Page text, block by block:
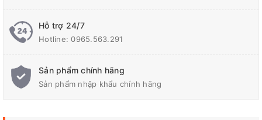
THÔNG SỐ KỸ THUẬT
Hỗ trợ 24/7
Hotline:0965.563.291
Sản phẩm chính hãng
Sản phẩm nhập khẩu chính hãng